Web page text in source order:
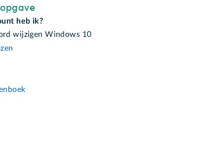
heb ik?
wijzigen Windows 10